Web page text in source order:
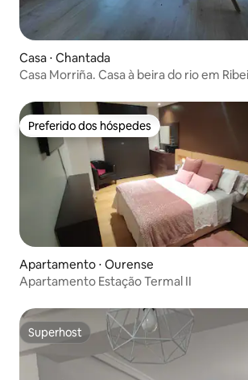
Casa ⋅ Chantada
Casa Morriña. Casa à beira do rio em
Preferido dos hóspedes
Preferido dos hóspedes
Apartamento ⋅ Ourense
Apartamento Estação Termal II
Superhost
Superhost